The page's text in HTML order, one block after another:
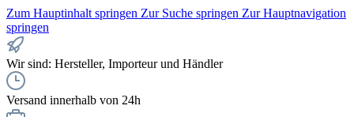
Zum Hauptinhalt springen Zur Suche springen Zur Hauptnavigation
springen
Wir sind: Hersteller, Importeur und Händler
Versand innerhalb von 24h